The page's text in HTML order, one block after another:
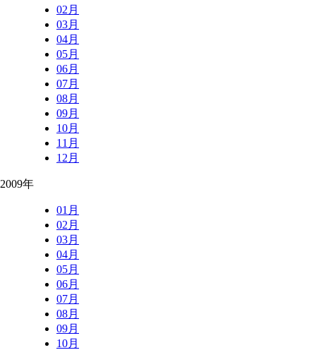
02月
03月
04月
05月
06月
07月
08月
09月
10月
11月
12月
2009年
01月
02月
03月
04月
05月
06月
07月
08月
09月
10月